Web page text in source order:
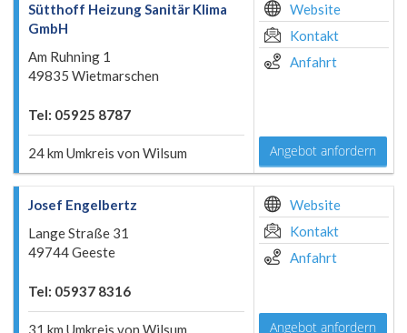
Sütthoff Heizung Sanitär Klima
GmbH
Am Ruhning 1
49835 Wietmarschen
Tel: 05925 8787
24 km Umkreis von Wilsum
Website
Kontakt
Anfahrt
Angebot anfordern
Josef Engelbertz
Lange Straße 31
49744 Geeste
Tel: 05937 8316
31 km Umkreis von Wilsum
Website
Kontakt
Anfahrt
Angebot anfordern